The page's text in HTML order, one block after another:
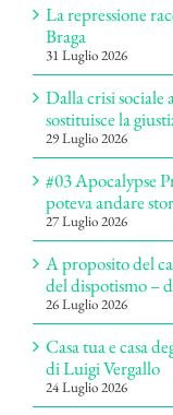
La repressione
Braga
31 Luglio 2026
Dalla crisi
sostituisce la
29 Luglio 2026
#03 Apocalypse
poteva andare
27 Luglio 2026
A proposito del
del dispotismo –
26 Luglio 2026
Casa tua e casa
di Luigi Vergallo
24 Luglio 2026